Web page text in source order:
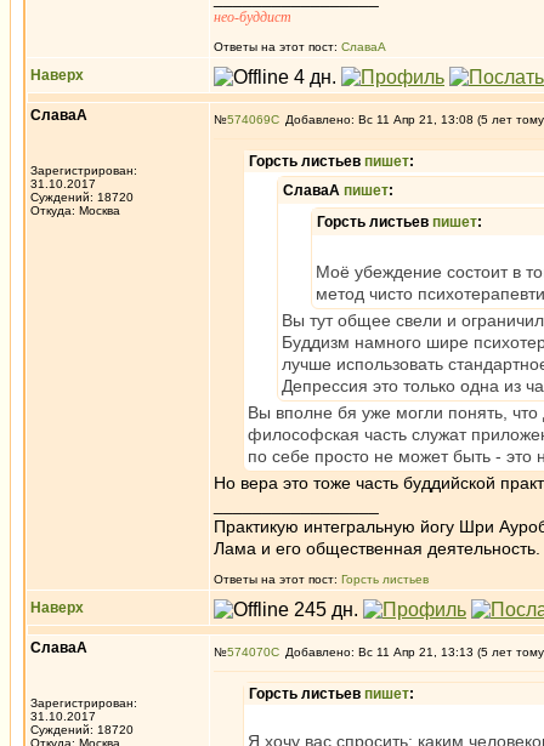
нео-буддист
Ответы на этот пост: СлаваА
Наверх
СлаваА
Зарегистрирован:
31.10.2017
Суждений: 18720
Откуда: Москва
№574069 Добавлено: Вс 11 Апр 21, 13:08 (5 лет
Горсть листьев пишет:
СлаваА пишет:
Горсть листьев пишет:
Моё убеждение состоит в
метод чисто
Вы тут общее свели и
Буддизм намного шире
лучше использовать
Депрессия это только одна из
Вы вполне бя уже могли понять, что
философская часть служат
по себе просто не может быть -
Но вера это тоже часть буддийской
Практикую интегральную йогу Шри
Лама и его общественная деятельность.
Ответы на этот пост: Горсть листьев
Наверх
СлаваА
Зарегистрирован:
31.10.2017
Суждений: 18720
Откуда: Москва
№574070 Добавлено: Вс 11 Апр 21, 13:13 (5 лет
Горсть листьев пишет:
Я хочу вас спросить: каким